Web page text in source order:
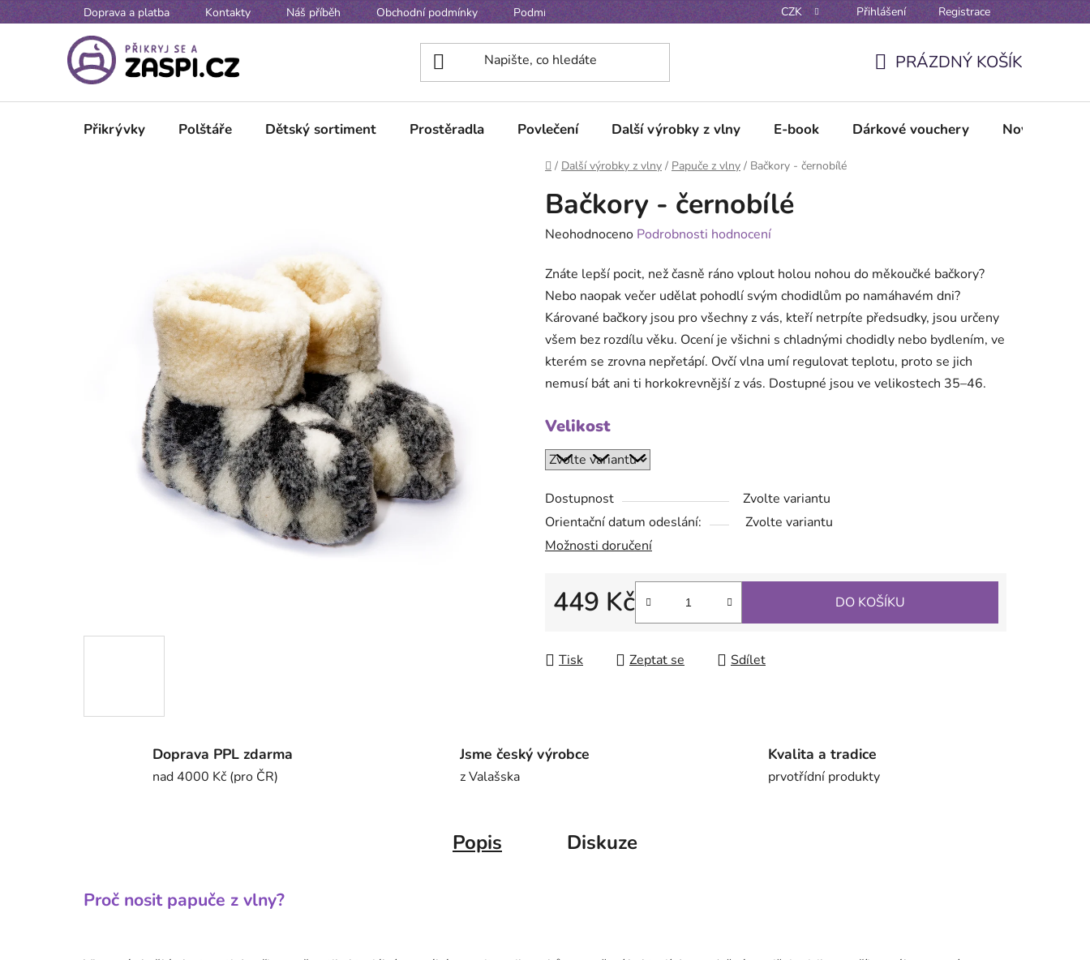
Přejít na obsahDoprava a platba Kontakty Náš příběh Obchodní podmínky Podmínky ochrany osobních údajů Reklamační řád Vzorové formuláře odstoupení / reklamace
CZK Přihlášení Registrace
KOŠÍK
PRÁZDNÝ KOŠÍK
Přikrývky Polštáře Dětský sortiment Prostěradla Povlečení Další výrobky z vlny E-book Dárkové vouchery Novinky
Domů
/ Další výrobky z vlny / Papuče z vlny / Bačkory - černobílé
Bačkory - černobílé
Průměrné
produktu
je
0,0
z
5
hvězdiček.
Neohodnoceno Podrobnosti hodnocení
Znáte lepší pocit, než časně ráno vplout holou nohou do měkoučké bačkory?
Nebo naopak večer udělat pohodlí svým chodidlům po namáhavém dni?
Kárované bačkory jsou pro všechny z vás, kteří netrpíte předsudky, jsou určeny
všem bez rozdílu věku. Ocení je všichni s chladnými chodidly nebo bydlením, ve
kterém se zrovna nepřetápí. Ovčí vlna umí regulovat teplotu, proto se jich
nemusí bát ani ti horkokrevnější z vás. Dostupné jsou ve velikostech 35–46.
Velikost
Dostupnost
Zvolte variantu
Orientační datum odeslání:
Zvolte variantu
Možnosti doručení
449 Kč DO KOŠÍKU
Tisk Zeptat se Sdílet
Doprava PPL zdarma
nad 4000 Kč (pro ČR)
Jsme český výrobce
z Valašska
Kvalita a tradice
prvotřídní produkty
Popis Diskuze
Proč nosit papuče z vlny?